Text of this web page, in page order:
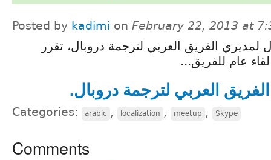
Posted by kadimi on February 22, 2013 at
لمديري الفريق العربي لترجمة دروبال، تقرر
عام للفريق...
العربي لترجمة دروبال.
Categories: arabic , localization , meetup , Skype
Comments